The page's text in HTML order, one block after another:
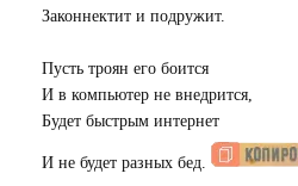
Законнектит и подружит.
Пусть троян его боится
И в компьютер не внедрится,
Будет быстрым интернет
И не будет разных бед.